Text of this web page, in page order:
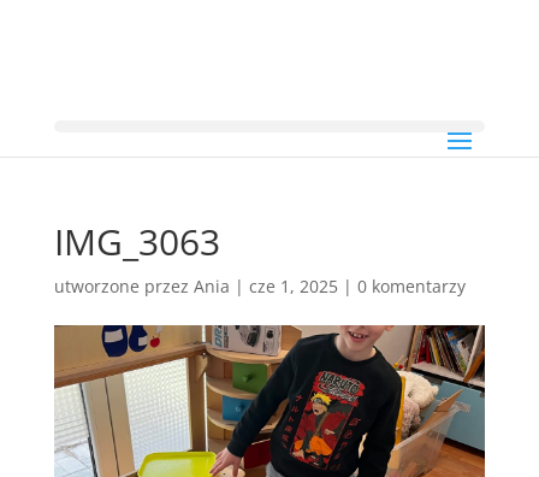
IMG_3063
utworzone przez Ania | cze 1, 2025| 0 komentarzy